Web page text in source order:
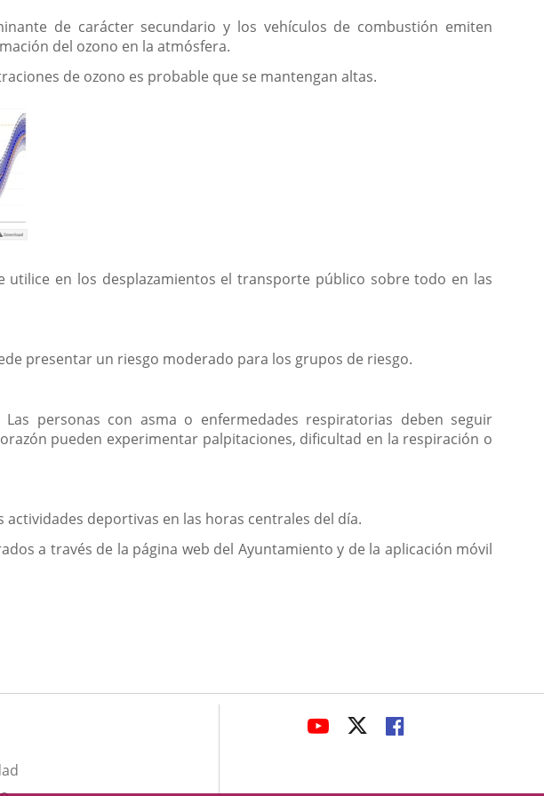
de carácter secundario y los vehículos de combustión emiten
del ozono en la atmósfera.
de ozono es probable que se mantengan altas.
en los desplazamientos el transporte público sobre todo en las
presentar un riesgo moderado para los grupos de riesgo.
personas con asma o enfermedades respiratorias deben seguir
pueden experimentar palpitaciones, dificultad en la respiración o
deportivas en las horas centrales del día.
a través de la página web del Ayuntamiento y de la aplicación móvil
ENLACE
APLICACIÓN
ENLACE
APLICACIÓN
ENLACE
APLICACIÓN